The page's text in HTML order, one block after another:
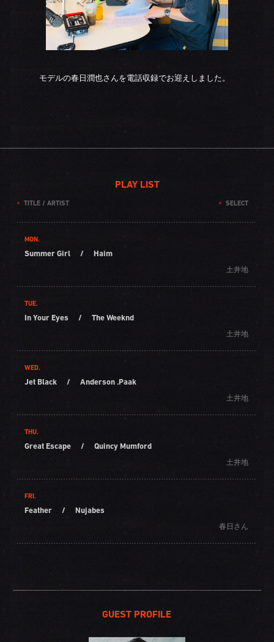
モデルの春日潤也さんを電話収録でお迎えしました。
PLAY LIST
TITLE / ARTIST SELECT
MON.
Summer Girl / Haim
土井地
TUE.
In Your Eyes / The Weeknd
土井地
WED.
Jet Black / Anderson .Paak
土井地
THU.
Great Escape / Quincy Mumford
土井地
FRI.
Feather / Nujabes
春日さん
GUEST PROFILE